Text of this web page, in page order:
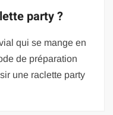
party ?
qui se mange en
de préparation
une raclette party